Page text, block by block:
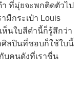
ที่มุ่ยจะพกติดตัวไป
มีกระเป๋า Louis
ห็นใบสีดำนี้ก็รู้สึกว่า
ศิลปินที่ชอบก็ใช้ใบนี้
บคนดังที่เราชื่น